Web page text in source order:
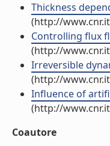
Thickness
(http://
Controlling flux
(http://
Irreversible
(http://
Influence of
(http://
Coautore